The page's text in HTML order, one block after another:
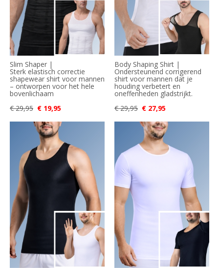
Slim Shaper |
Sterk elastisch correctie
shapewear shirt voor mannen
– ontworpen voor het hele
bovenlichaam
€ 29,95 € 19,95
Body Shaping Shirt |
Ondersteunend corrigerend
shirt voor mannen dat je
houding verbetert en
oneffenheden gladstrijkt.
€ 29,95 € 27,95